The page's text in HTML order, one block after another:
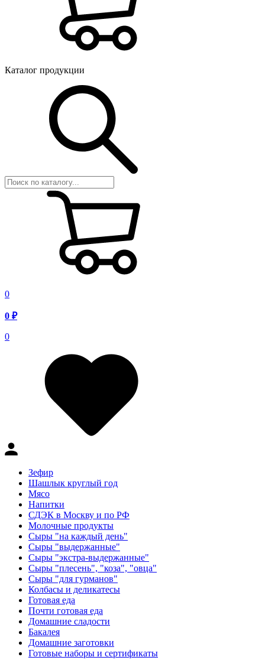
Каталог продукции
0
0 ₽
0
Зефир
Шашлык круглый год
Мясо
Напитки
СДЭК в Москву и по РФ
Молочные продукты
Сыры "на каждый день"
Сыры "выдержанные"
Сыры "экстра-выдержанные"
Сыры "плесень", "коза", "овца"
Сыры "для гурманов"
Колбасы и деликатесы
Готовая еда
Почти готовая еда
Домашние сладости
Бакалея
Домашние заготовки
Готовые наборы и сертификаты